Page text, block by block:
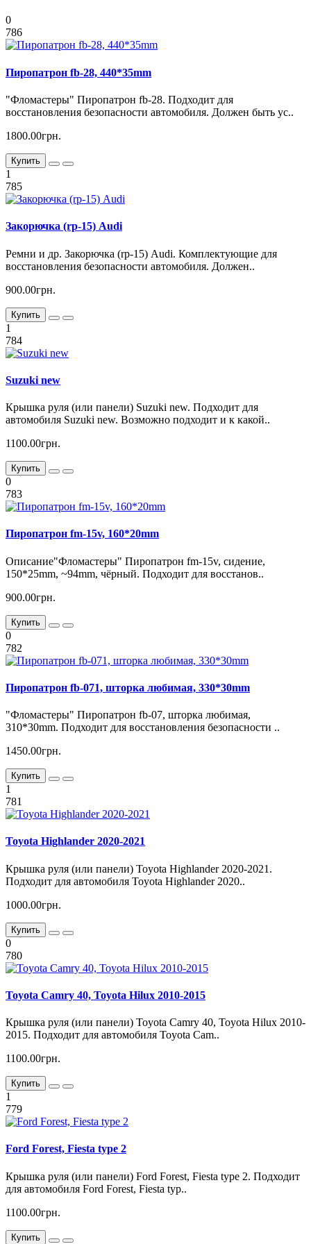
0
786
Пиропатрон fb-28, 440*35mm
"Фломастеры" Пиропатрон fb-28. Подходит для
восстановления безопасности автомобиля. Должен быть ус..
1800.00грн.
Купить
1
785
Закорючка (rp-15) Audi
Ремни и др. Закорючка (rp-15) Audi. Комплектующие для
восстановления безопасности автомобиля. Должен..
900.00грн.
Купить
1
784
Suzuki new
Крышка руля (или панели) Suzuki new. Подходит для
автомобиля Suzuki new. Возможно подходит и к какой..
1100.00грн.
Купить
0
783
Пиропатрон fm-15v, 160*20mm
Описание"Фломастеры" Пиропатрон fm-15v, сидение,
150*25mm, ~94mm, чёрный. Подходит для восстанов..
900.00грн.
Купить
0
782
Пиропатрон fb-071, шторка любимая, 330*30mm
"Фломастеры" Пиропатрон fb-07, шторка любимая,
310*30mm. Подходит для восстановления безопасности ..
1450.00грн.
Купить
1
781
Toyota Highlander 2020-2021
Крышка руля (или панели) Toyota Highlander 2020-2021.
Подходит для автомобиля Toyota Highlander 2020..
1000.00грн.
Купить
0
780
Toyota Camry 40, Toyota Hilux 2010-2015
Крышка руля (или панели) Toyota Camry 40, Toyota Hilux 2010-
2015. Подходит для автомобиля Toyota Cam..
1100.00грн.
Купить
1
779
Ford Forest, Fiesta type 2
Крышка руля (или панели) Ford Forest, Fiesta type 2. Подходит
для автомобиля Ford Forest, Fiesta typ..
1100.00грн.
Купить